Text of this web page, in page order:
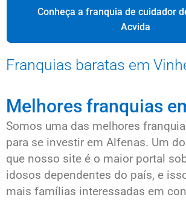
Conheça a franquia de cuidador
Acvida
Franquias baratas em
Melhores franquias
Somos uma das melhores
para se investir em Alfenas. Um
que nosso site é o maior portal
idosos dependentes do país, e
mais famílias interessadas em